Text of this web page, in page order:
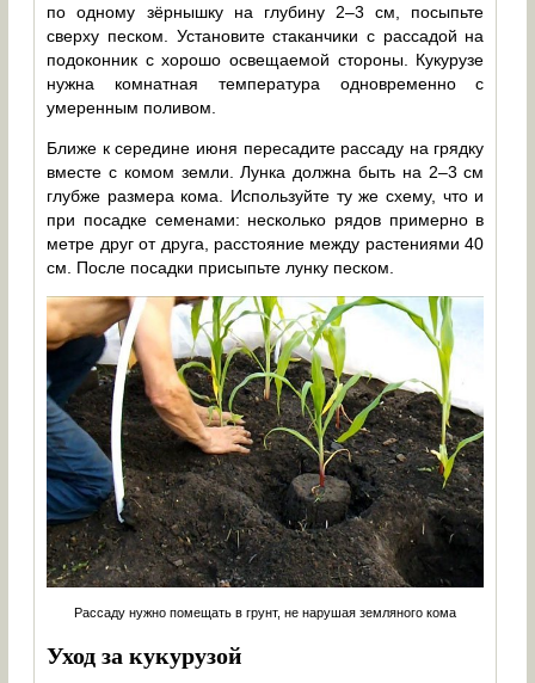
по одному зёрнышку на глубину 2–3 см, посыпьте
сверху песком. Установите стаканчики с рассадой на
подоконник с хорошо освещаемой стороны. Кукурузе
нужна комнатная температура одновременно с
умеренным поливом.
Ближе к середине июня пересадите рассаду на грядку
вместе с комом земли. Лунка должна быть на 2–3 см
глубже размера кома. Используйте ту же схему, что и
при посадке семенами: несколько рядов примерно в
метре друг от друга, расстояние между растениями 40
см. После посадки присыпьте лунку песком.
Рассаду нужно помещать в грунт, не нарушая земляного кома
Уход за кукурузой